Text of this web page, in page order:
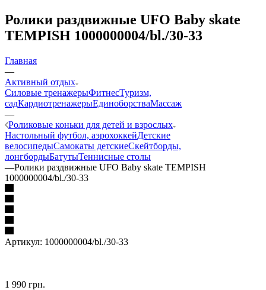
Ролики раздвижные UFO Baby skate
TEMPISH 1000000004/bl./30-33
Главная
—
Активный отдых
Силовые тренажерыФитнесТуризм,
садКардиотренажерыЕдиноборстваМассаж
—
Роликовые коньки для детей и взрослых
Настольный футбол, аэрохоккейДетские
велосипедыСамокаты детскиеСкейтборды,
лонгбордыБатутыТеннисные столы
—Ролики раздвижные UFO Baby skate TEMPISH
1000000004/bl./30-33
Артикул: 1000000004/bl./30-33
1 990 грн.